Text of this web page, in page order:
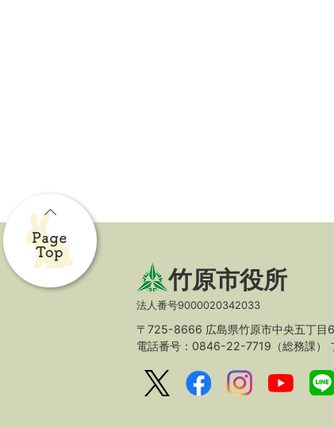
竹原市役所
法人番号9000020342033
〒725-8666 広島県竹原市中央五丁目
電話番号：0846-22-7719（総務課）